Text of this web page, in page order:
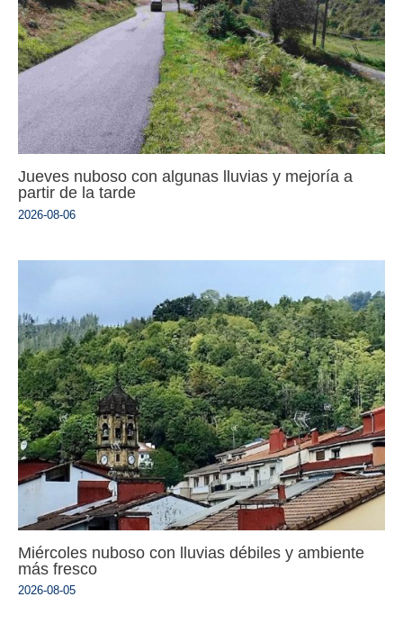
Jueves nuboso con algunas lluvias y mejoría a
partir de la tarde
2026-08-06
Miércoles nuboso con lluvias débiles y ambiente
más fresco
2026-08-05